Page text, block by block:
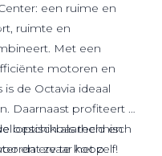
een ruime en
ruimte en
Met een
motoren en
de Octavia ideaal
Daarnaast profiteert u
beschikbaarheid en
en ervaar het zelf!
optisch als technisch
ze te koop